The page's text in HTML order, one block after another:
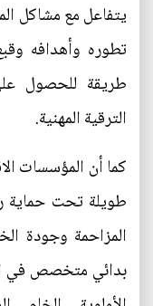
يتفاعل مع مشاكل
تطوره وأهدافه
طريقة للحصول
الترقية المهنية.
كما أن المؤسسات
طويلة تحت حماية
المزاحمة وجودة
بدائي متخصص في